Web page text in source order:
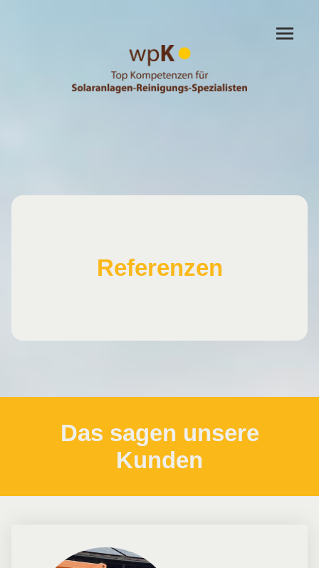
Referenzen
Das sagen unsere
Kunden